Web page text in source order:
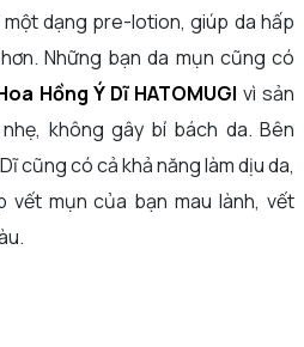
dạng pre-lotion, giúp da hấp
Những bạn da mụn cũng có
Hồng Ý Dĩ HATOMUGIvì sản
không gây bí bách da. Bên
cũng có cả khả năng làm dịu da,
vết mụn của bạn mau lành, vết